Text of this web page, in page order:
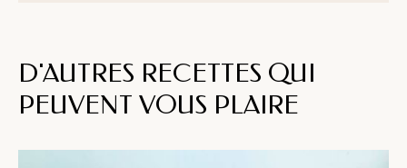
D'AUTRES RECETTES QUI
PEUVENT VOUS PLAIRE